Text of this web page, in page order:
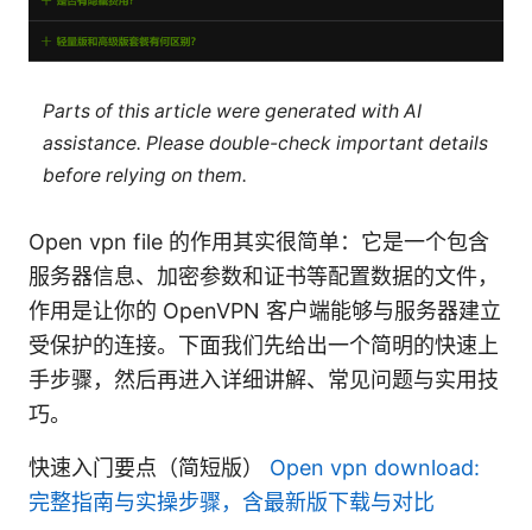
Parts of this article were generated with AI
assistance. Please double-check important details
before relying on them.
Open vpn file 的作用其实很简单：它是一个包含
服务器信息、加密参数和证书等配置数据的文件，
作用是让你的 OpenVPN 客户端能够与服务器建立
受保护的连接。下面我们先给出一个简明的快速上
手步骤，然后再进入详细讲解、常见问题与实用技
巧。
快速入门要点（简短版） Open vpn download:
完整指南与实操步骤，含最新版下载与对比